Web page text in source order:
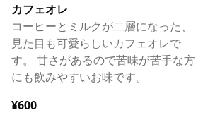
カフェオレ
コーヒーとミルクが二層になった、
見た目も可愛らしいカフェオレで
す。 甘さがあるので苦味が苦手な方
にも飲みやすいお味です。
¥600